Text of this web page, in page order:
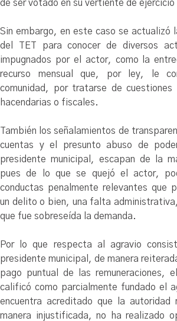
de ser votado en su vertiente de ejercicio
Sin embargo, en este caso se actualizó
del TET para conocer de diversos
impugnados por el actor, como la
recurso mensual que, por ley, le
comunidad, por tratarse de cuestiones
hacendarias o fiscales.
También los señalamientos de
cuentas y el presunto abuso de
presidente municipal, escapan de la
pues de lo que se quejó el actor,
conductas penalmente relevantes que
un delito o bien, una falta
que fue sobreseída la demanda.
Por lo que respecta al agravio
presidente municipal, de manera
pago puntual de las remuneraciones,
calificó como parcialmente fundado el
encuentra acreditado que la autoridad
manera injustificada, no ha realizado